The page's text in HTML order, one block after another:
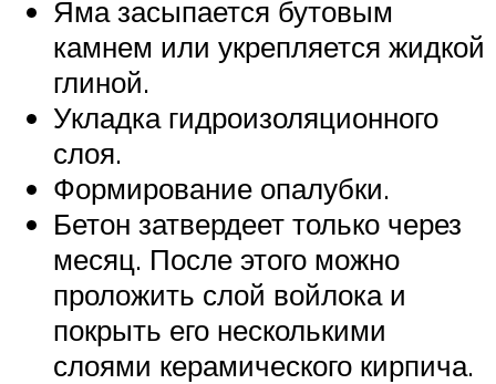
Яма засыпается бутовым
камнем или укрепляется жидкой
глиной.
Укладка гидроизоляционного
слоя.
Формирование опалубки.
Бетон затвердеет только через
месяц. После этого можно
проложить слой войлока и
покрыть его несколькими
слоями керамического кирпича.